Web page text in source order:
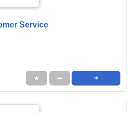
Service
★ ➦ ➜